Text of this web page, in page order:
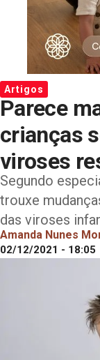
Artigos
Parece
crianças
viroses
Segundo
trouxe
das viroses
Amanda Nunes
02/12/2021 - 18:05